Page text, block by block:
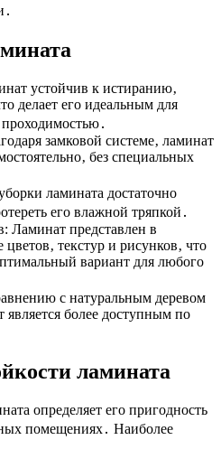
устойчив к истиранию‚
делает его идеальным для
замковой системе‚ ламинат
без специальных
ламината достаточно
его влажной тряпкой․
Ламинат представлен в
текстур и рисунков‚ что
вариант для любого
с натуральным деревом
является более доступным по
ламината
определяет его пригодность
помещениях․ Наиболее